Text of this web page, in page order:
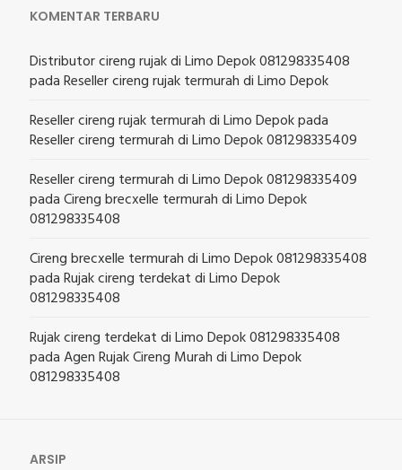
KOMENTAR TERBARU
Distributor cireng rujak di Limo Depok 081298335408
padaReseller cireng rujak termurah di Limo Depok
Reseller cireng rujak termurah di Limo Depokpada
Reseller cireng termurah di Limo Depok 081298335409
Reseller cireng termurah di Limo Depok 081298335409
padaCireng brecxelle termurah di Limo Depok
081298335408
Cireng brecxelle termurah di Limo Depok 081298335408
padaRujak cireng terdekat di Limo Depok
081298335408
Rujak cireng terdekat di Limo Depok 081298335408
padaAgen Rujak Cireng Murah di Limo Depok
081298335408
ARSIP